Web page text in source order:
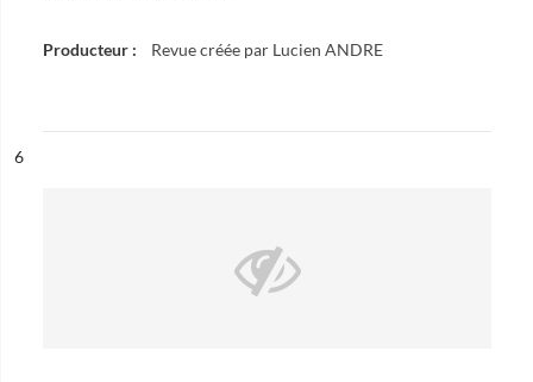
Producteur : Revue créée par Lucien ANDRE
n°
6